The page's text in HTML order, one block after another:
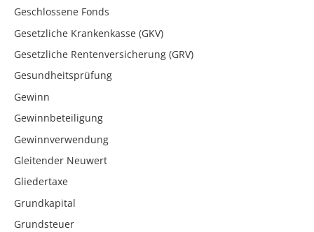
Geschlossene Fonds
Gesetzliche Krankenkasse (GKV)
Gesetzliche Rentenversicherung (GRV)
Gesundheitsprüfung
Gewinn
Gewinnbeteiligung
Gewinnverwendung
Gleitender Neuwert
Gliedertaxe
Grundkapital
Grundsteuer